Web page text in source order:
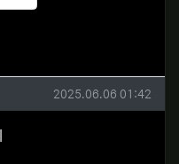
비추천
작성일
2025.06.06 01:42